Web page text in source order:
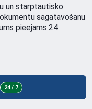
un starptautisko
sagatavošanu
pieejams 24
24 / 7